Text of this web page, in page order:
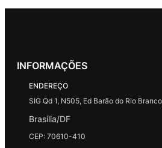
INFORMAÇÕES
ENDEREÇO
SIG Qd 1, N505, Ed Barão do Rio
Brasília/DF
CEP: 70610-410